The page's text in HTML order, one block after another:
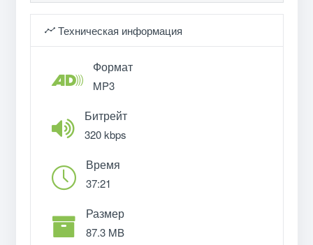
Техническая информация
Формат
MP3
Битрейт
320 kbps
Время
37:21
Размер
87.3 MB